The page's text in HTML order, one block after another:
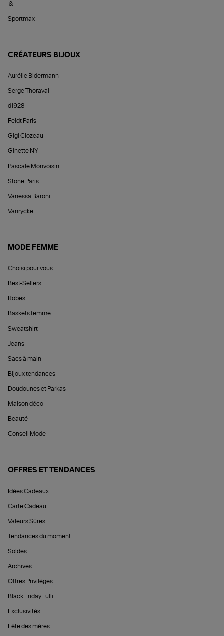
&
Sportmax
CRÉATEURS BIJOUX
Aurélie Bidermann
Serge Thoraval
d1928
Feidt Paris
Gigi Clozeau
Ginette NY
Pascale Monvoisin
Stone Paris
Vanessa Baroni
Vanrycke
MODE FEMME
Choisi pour vous
Best-Sellers
Robes
Baskets femme
Sweatshirt
Jeans
Sacs à main
Bijoux tendances
Doudounes et Parkas
Maison déco
Beauté
Conseil Mode
OFFRES ET TENDANCES
Idées Cadeaux
Carte Cadeau
Valeurs Sûres
Tendances du moment
Soldes
Archives
Offres Privilèges
Black Friday Lulli
Exclusivités
Fête des mères